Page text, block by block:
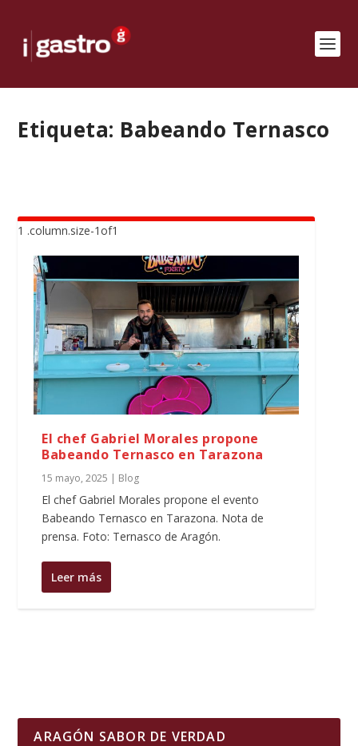
Etiqueta: Babeando Ternasco
El chef Gabriel Morales propone
Babeando Ternasco en Tarazona
15 mayo, 2025 | Blog
El chef Gabriel Morales propone el evento
Babeando Ternasco en Tarazona. Nota de
prensa. Foto: Ternasco de Aragón.
Leer más
ARAGÓN SABOR DE VERDAD